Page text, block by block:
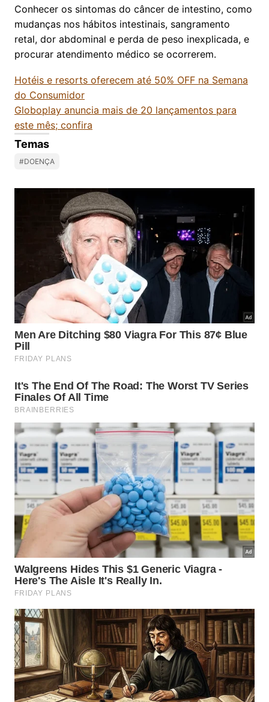
Conhecer os sintomas do câncer de intestino, como
mudanças nos hábitos intestinais, sangramento
retal, dor abdominal e perda de peso inexplicada, e
procurar atendimento médico se ocorrerem.
Hotéis e resorts oferecem até 50% OFF na Semana
do Consumidor
Globoplay anuncia mais de 20 lançamentos para
este mês; confira
Temas
#DOENÇA